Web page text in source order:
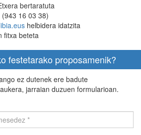
bertaratuta
16 03 38)
helbidera idatzita
fitxa beteta
festetarako proposamenik?
ez dutenek ere badute
jarraian duzuen formularioan.